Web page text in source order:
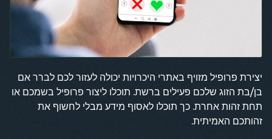
יצירת פרופיל מזויף באתרי היכרויות יכולה לעזור לכם לברר אם
בן/בת הזוג שלכם פעילים ברשת. תוכלו ליצור פרופיל בשמכם או
תחת זהות אחרת. כך תוכלו לאסוף מידע מבלי לחשוף את
זהותכם האמיתית.